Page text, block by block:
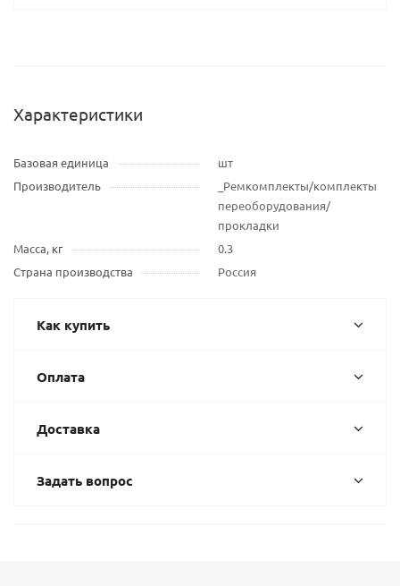
Характеристики
Базовая единица
шт
Производитель
_Ремкомплекты/комплекты
переоборудования/
прокладки
Масса, кг
0.3
Страна производства
Россия
Как купить
Оплата
Доставка
Задать вопрос